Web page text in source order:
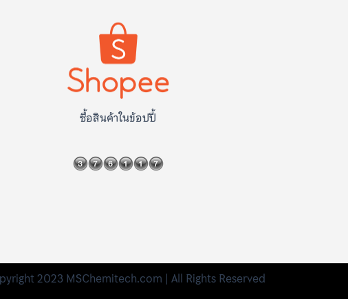
ซื้อสินค้าในข้อปปี้
2023 MSChemitech.com | All Rights Reserved